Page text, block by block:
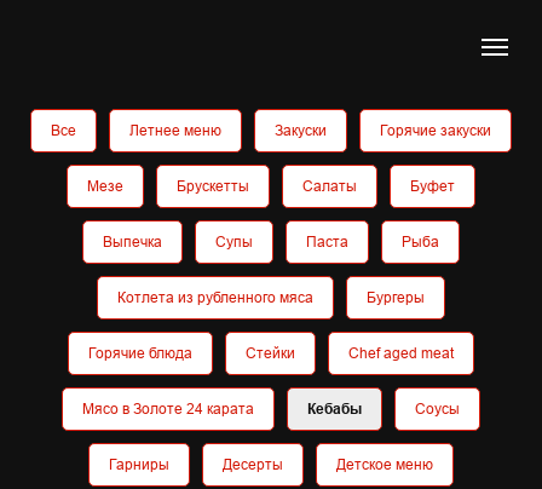
Все Летнее меню Закуски Горячие закуски
Мезе Брускетты Салаты Буфет
Выпечка Супы Паста Рыба
Котлета из рубленного мяса Бургеры
Горячие блюда Стейки Chef aged meat
Мясо в Золоте 24 карата Кебабы Соусы
Гарниры Десерты Детское меню